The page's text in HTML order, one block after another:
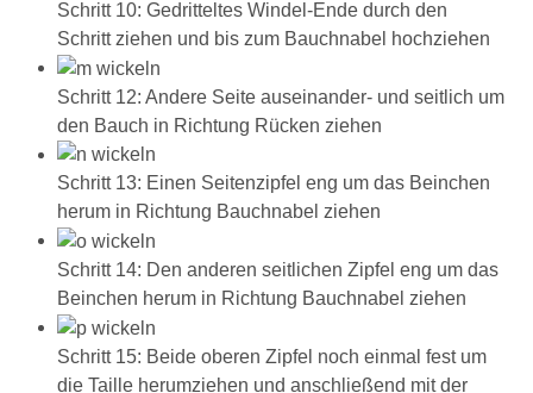
Schritt 10: Gedritteltes Windel-Ende durch den
Schritt ziehen und bis zum Bauchnabel hochziehen
Schritt 12: Andere Seite auseinander- und seitlich um
den Bauch in Richtung Rücken ziehen
Schritt 13: Einen Seitenzipfel eng um das Beinchen
herum in Richtung Bauchnabel ziehen
Schritt 14: Den anderen seitlichen Zipfel eng um das
Beinchen herum in Richtung Bauchnabel ziehen
Schritt 15: Beide oberen Zipfel noch einmal fest um
die Taille herumziehen und anschließend mit der